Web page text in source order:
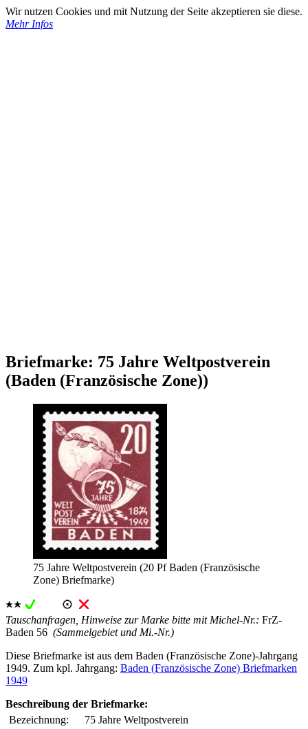
Wir nutzen Cookies und mit Nutzung der Seite akzeptieren sie diese.
Mehr Infos
Briefmarke: 75 Jahre Weltpostverein
(Baden (Französische Zone))
75 Jahre Weltpostverein (20 Pf Baden (Französische
Zone) Briefmarke)
Tauschanfragen, Hinweise zur Marke bitte mit Michel-Nr.: FrZ-
Baden 56 (Sammelgebiet und Mi.-Nr.)
Diese Briefmarke ist aus dem Baden (Französische Zone)-Jahrgang
1949. Zum kpl. Jahrgang: Baden (Französische Zone) Briefmarken
1949
Beschreibung der Briefmarke:
Bezeichnung:
75 Jahre Weltpostverein